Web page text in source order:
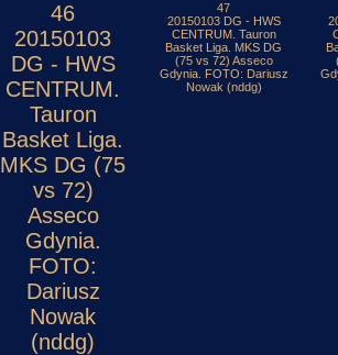
46
20150103
DG - HWS
CENTRUM.
Tauron
Basket Liga.
MKS DG (75
vs 72)
Asseco
Gdynia.
FOTO:
Dariusz
Nowak
(nddg)
47
20150103 DG - HWS
CENTRUM. Tauron
Basket Liga. MKS DG
(75 vs 72) Asseco
Gdynia. FOTO: Dariusz
Nowak (nddg)